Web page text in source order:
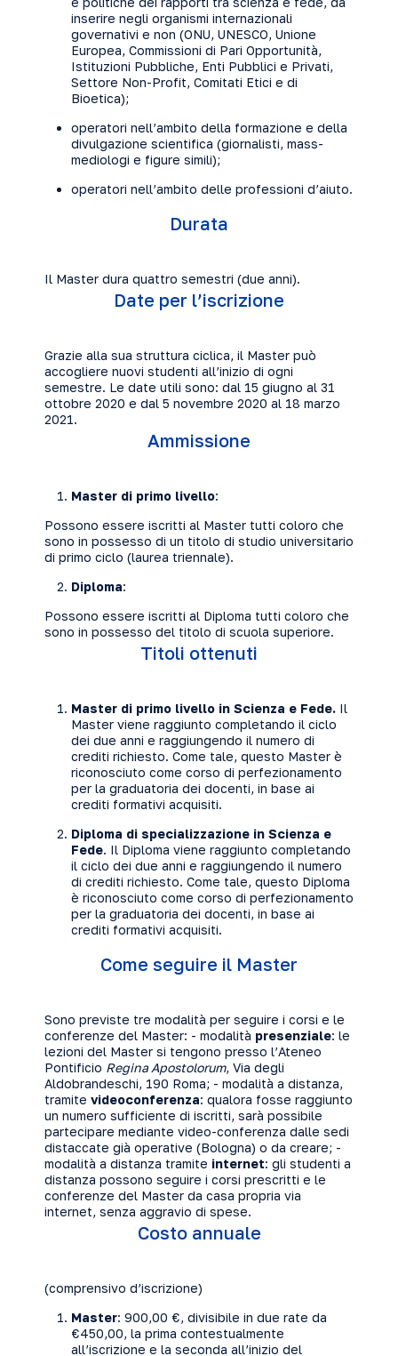
inserire negli organismi internazionali
governativi e non (ONU, UNESCO, Unione
Europea, Commissioni di Pari Opportunità,
Istituzioni Pubbliche, Enti Pubblici e Privati,
Settore Non-Profit, Comitati Etici e di
Bioetica);
operatori nell’ambito della formazione e della
divulgazione scientifica (giornalisti, mass-
mediologi e figure simili);
operatori nell’ambito delle professioni d’aiuto.
Durata
Il Master dura quattro semestri (due anni).
Date per l’iscrizione
Grazie alla sua struttura ciclica, il Master può
accogliere nuovi studenti all’inizio di ogni
semestre. Le date utili sono: dal 15 giugno al 31
ottobre 2020 e dal 5 novembre 2020 al 18 marzo
2021.
Ammissione
Master di primo livello:
Possono essere iscritti al Master tutti coloro che
sono in possesso di un titolo di studio universitario
di primo ciclo (laurea triennale).
Diploma:
Possono essere iscritti al Diploma tutti coloro che
sono in possesso del titolo di scuola superiore.
Titoli ottenuti
Master di primo livello in Scienza e Fede. Il
Master viene raggiunto completando il ciclo
dei due anni e raggiungendo il numero di
crediti richiesto. Come tale, questo Master è
riconosciuto come corso di perfezionamento
per la graduatoria dei docenti, in base ai
crediti formativi acquisiti.
Diploma di specializzazione in Scienza e
Fede. Il Diploma viene raggiunto completando
il ciclo dei due anni e raggiungendo il numero
di crediti richiesto. Come tale, questo Diploma
è riconosciuto come corso di perfezionamento
per la graduatoria dei docenti, in base ai
crediti formativi acquisiti.
Come seguire il Master
Sono previste tre modalità per seguire i corsi e le
conferenze del Master: - modalità presenziale: le
lezioni del Master si tengono presso l’Ateneo
Pontificio Regina Apostolorum, Via degli
Aldobrandeschi, 190 Roma; - modalità a distanza,
tramite videoconferenza: qualora fosse raggiunto
un numero sufficiente di iscritti, sarà possibile
partecipare mediante video-conferenza dalle sedi
distaccate già operative (Bologna) o da creare; -
modalità a distanza tramite internet: gli studenti a
distanza possono seguire i corsi prescritti e le
conferenze del Master da casa propria via
internet, senza aggravio di spese.
Costo annuale
(comprensivo d’iscrizione)
Master: 900,00 €, divisibile in due rate da
€450,00, la prima contestualmente
all’iscrizione e la seconda all’inizio del